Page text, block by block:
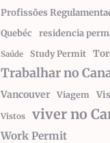
Profissões
Quebéc residencia
Saúde Study Permit
Trabalhar no
Vancouver Viagem
Vistos viver no
Work Permit